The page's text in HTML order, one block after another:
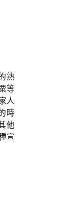
熟
等
人
時
他
宣